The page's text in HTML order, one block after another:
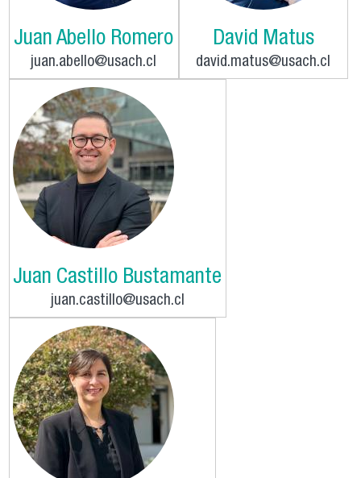
Juan Abello Romero
juan.abello@usach.cl
David Matus
david.matus@usach.cl
Juan Castillo Bustamante
juan.castillo@usach.cl